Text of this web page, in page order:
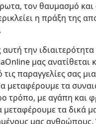
τον θαυμασμό και
η πράξη της
αυτή την
μας ανατίθεται
παραγγελίες σας
μεταφέρουμε τα
τρόπο, με αγάπη και
μεταφέρουμε τα δικά
μας ανθρώπους.